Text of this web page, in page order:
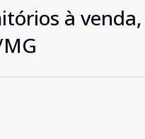
à venda,